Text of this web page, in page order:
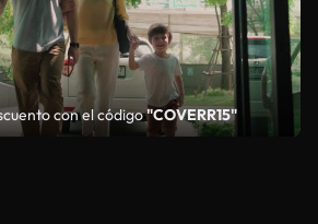
con el código"COVERR15"